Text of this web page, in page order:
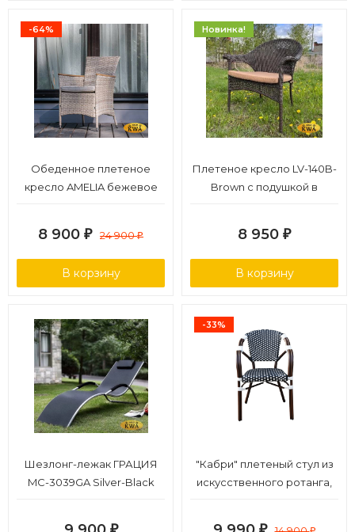
-64%
Обеденное плетеное
кресло AMELIA бежевое
8 900 ₽ 24 900₽
В корзину
Новинка!
Плетеное кресло LV-140B-
Brown с подушкой в
8 950 ₽
В корзину
Шезлонг-лежак ГРАЦИЯ
MC-3039GA Silver-Black
₽
-33%
"Кабри" плетеный стул из
искусственного ротанга,
₽